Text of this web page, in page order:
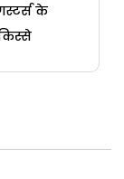
के